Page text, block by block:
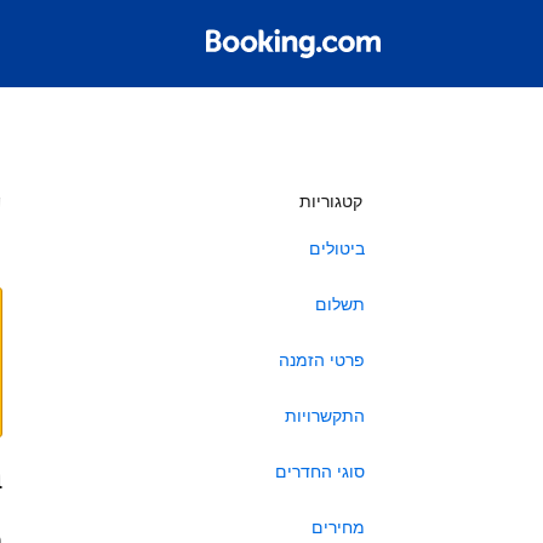
קטגוריות
ביטולים
תשלום
פרטי הזמנה
התקשרויות
סוגי החדרים
מחירים